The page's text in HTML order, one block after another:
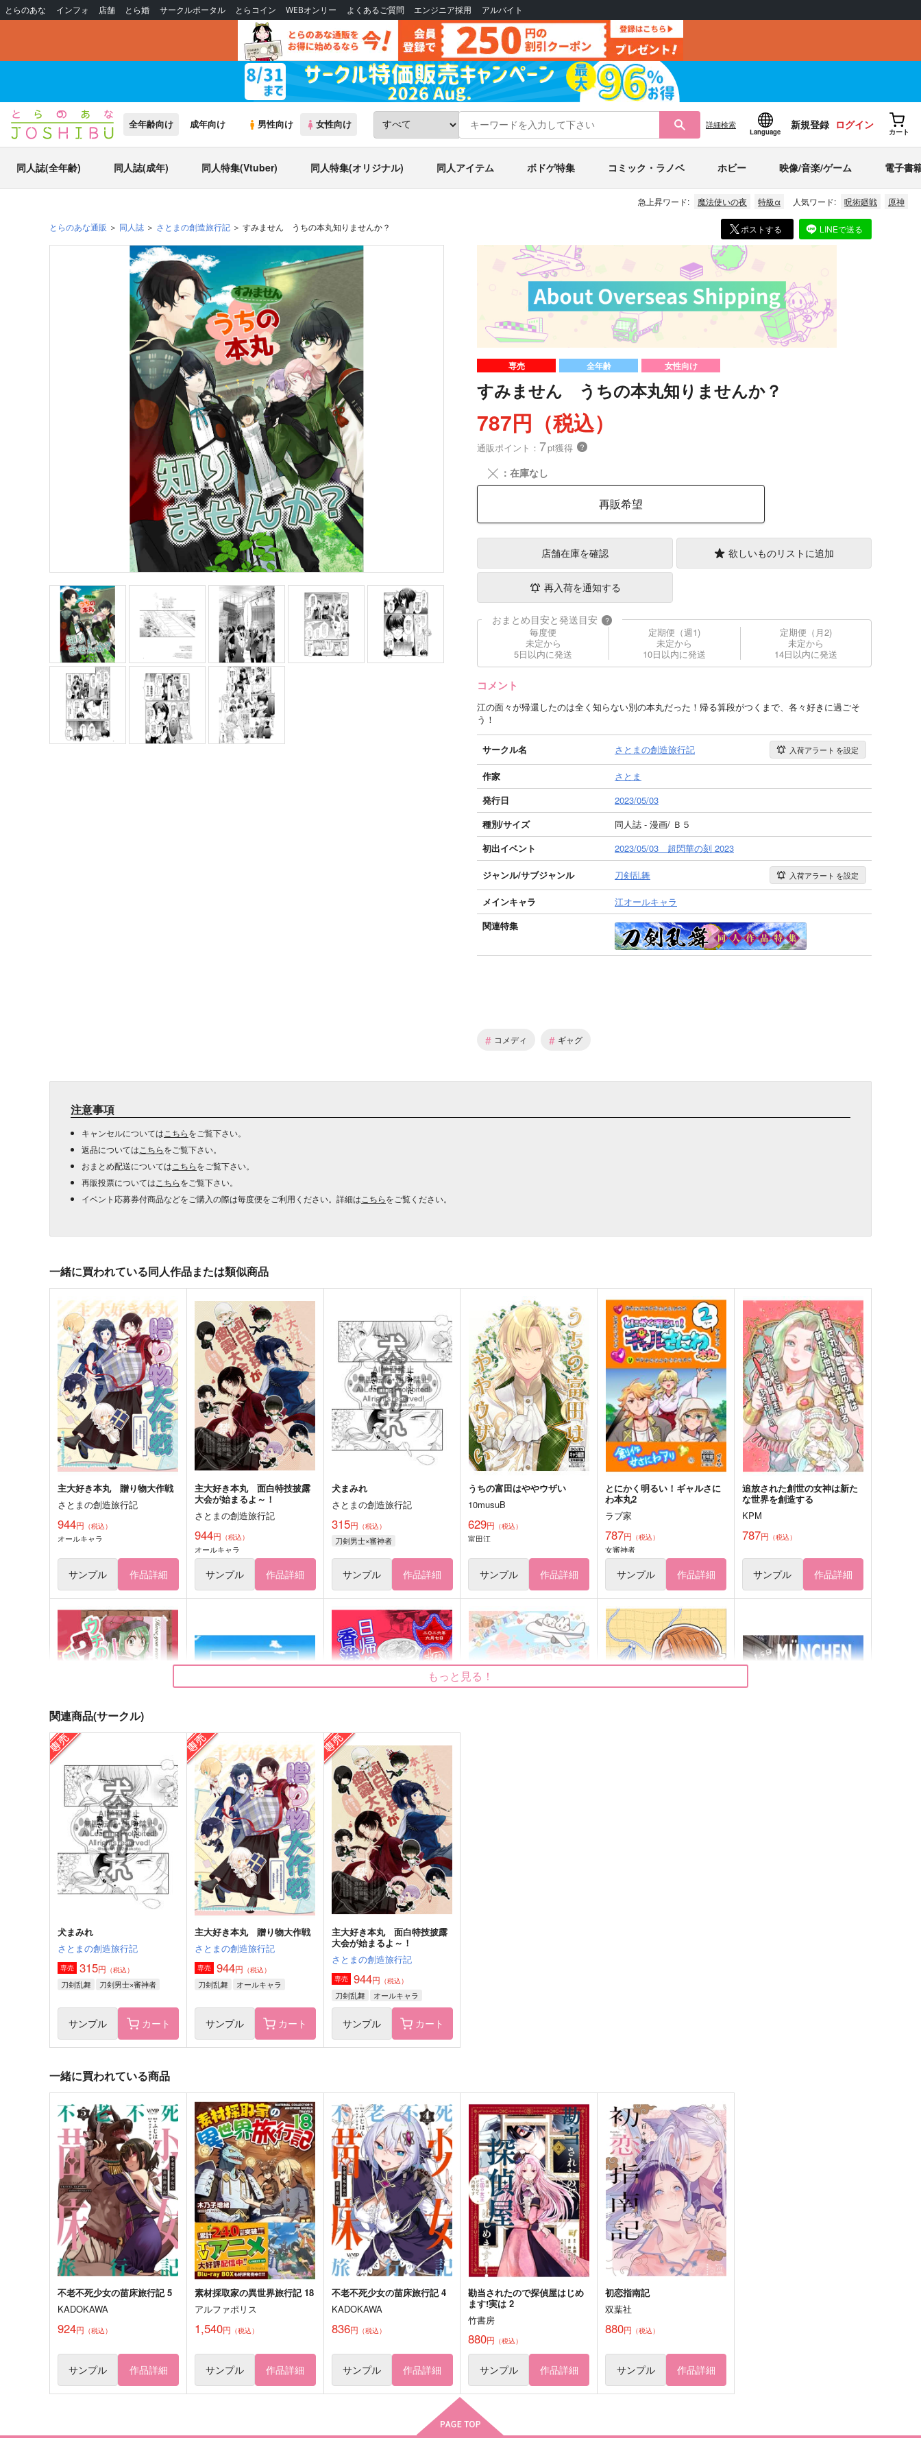
とらのあな インフォ 店舗 とら婚 サークルポータル とらコイン WEBオンリー よくあるご質問 エンジニア採用 アルバイト
全年齢向け 成年向け 男性向け 女性向け 詳細検索
Language
新規登録 ログイン
カート
同人誌(全年齢) 同人誌(成年) 同人特集(Vtuber) 同人特集(オリジナル) 同人アイテム ボドゲ特集 コミック・ラノベ ホビー 映像/音楽/ゲーム 電子書
急上昇ワード: 魔法使いの夜 特級α 人気ワード: 呪術廻戦 原神
とらのあな通販 同人誌 さとまの創造旅行記 すみません うちの本丸知りませんか？ ポストする LINEで送る
専売 全年齢 女性向け
すみません うちの本丸知りませんか？
787円（税込）
通販ポイント： 7pt獲得 ？
╳ ：在庫なし
再販希望
店舗在庫を確認 欲しいものリストに追加
再入荷を通知する
おまとめ目安と発送目安 ?
毎度便
未定から
5日以内に発送
定期便（週1)
未定から
10日以内に発送
定期便（月2)
未定から
14日以内に発送
コメント
江の面々が帰還したのは全く知らない別の本丸だった！帰る算段がつくまで、各々好きに過ごそ
う！
サークル名 さとまの創造旅行記 入荷アラート を設定
作家
さとま
発行日
2023/05/03
種別/サイズ
同人誌 - 漫画/ Ｂ５
初出イベント
2023/05/03 超閃華の刻 2023
ジャンル/サブジャンル 刀剣乱舞 入荷アラート を設定
メインキャラ
江オールキャラ
関連特集
# コメディ # ギャグ
注意事項
キャンセルについては こちらをご覧下さい。
返品については こちらをご覧下さい。
おまとめ配送については こちらをご覧下さい。
再販投票については こちらをご覧下さい。
イベント応募券付商品などをご購入の際は毎度便をご利用ください。詳細は こちらをご覧ください。
一緒に買われている同人作品または類似商品
主大好き本丸 贈り物大作戦
さとまの創造旅行記
944円 （税込）
オールキャラ
サンプル 作品詳細
主大好き本丸 面白特技披露
大会が始まるよ～！
さとまの創造旅行記
944円 （税込）
オールキャラ
サンプル 作品詳細
犬まみれ
さとまの創造旅行記
315円 （税込）
刀剣男士×審神者
サンプル 作品詳細
うちの富田はややウザい
10musuB
629円 （税込）
富田江
サンプル 作品詳細
とにかく明るい！ギャルさに
わ本丸2
ラブ家
787円 （税込）
女審神者
サンプル 作品詳細
追放された創世の女神は新た
な世界を創造する
KPM
787円 （税込）
サンプル 作品詳細
うちのクムギ知りません
か？！
緑豆はるさめ
472円（税込）
イチ×クムギ
サンプル 作品詳細
元海兵さんの世界旅行記
ベーカリーパン粉
660円（税込）
ドンキホーテ・ロシナンテ
サンプル 作品詳細
日帰り香港旅行記
シーオーツー
944円（税込）
サンプル 作品詳細
同人本丸の雨さん
くず庵
660円（税込）
五月雨江×村雲江
サンプル 作品詳細
コスプレ本丸の雲さん
くず庵
787円（税込）
五月雨江×村雲江
サンプル 作品詳細
もっと！同人本丸の雨さん
くず庵
944円（税込）
五月雨江×村雲江
サンプル 作品詳細
富田せんぱい本丸の猫をよろ
こばす
もりもりあさごはん
597円（税込）
富田江
サンプル 作品詳細
ぬい活本丸の雲さん
くず庵
944円（税込）
五月雨江×村雲江
サンプル 作品詳細
意なのでこれは瑞兆です！
録
もっと見る！
関連商品(サークル)
犬まみれ
さとまの創造旅行記
専売 315円 （税込）
刀剣乱舞 刀剣男士×審神者
サンプル カート
主大好き本丸 贈り物大作戦
さとまの創造旅行記
専売 944円 （税込）
刀剣乱舞 オールキャラ
サンプル カート
主大好き本丸 面白特技披露
大会が始まるよ～！
さとまの創造旅行記
専売 944円 （税込）
刀剣乱舞 オールキャラ
サンプル カート
一緒に買われている商品
不老不死少女の苗床旅行記 5
KADOKAWA
924円 （税込）
サンプル 作品詳細
素材採取家の異世界旅行記 18
アルファポリス
1,540円 （税込）
サンプル 作品詳細
不老不死少女の苗床旅行記 4
KADOKAWA
836円 （税込）
サンプル 作品詳細
勘当されたので探偵屋はじめ
ます!実は 2
竹書房
880円 （税込）
サンプル 作品詳細
初恋指南記
双葉社
880円 （税込）
サンプル 作品詳細